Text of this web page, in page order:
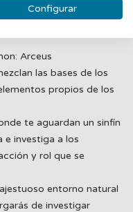
o cooperativo,
Arceus
las bases de los
propios de los
te aguardan un sinfín
e investiga a los
y rol que se
entorno natural
de investigar
Configurar